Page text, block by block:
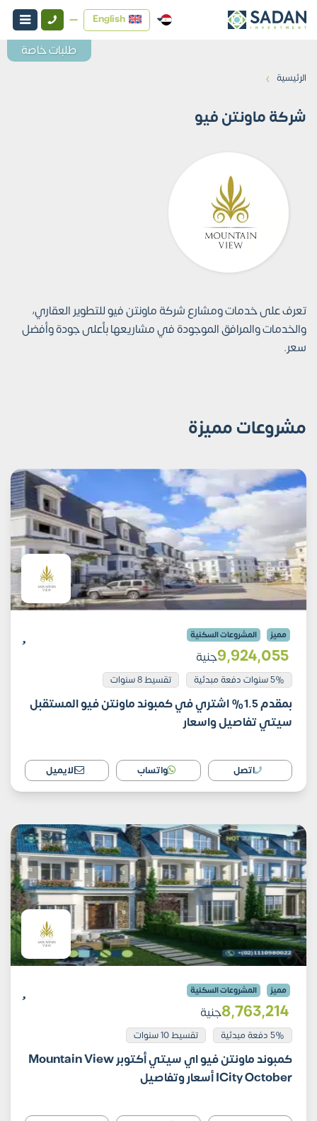
English
الرئيسية ›
شركة ماونتن فيو
تعرف على خدمات ومشارع شركة ماونتن فيو للتطوير العقاري،
والخدمات والمرافق الموجودة في مشاريعها بأعلى جودة وأفضل
سعر.
مشروعات مميزة
مميز المشروعات السكنية
9٬924٬055جنية
5% سنوات دفعة مبدئية تقسيط 8 سنوات
بمقدم 1.5% اشتري في كمبوند ماونتن فيو المستقبل
سيتي تفاصيل واسعار
اتصل واتساب الايميل
مميز المشروعات السكنية
8٬763٬214جنية
5% دفعة مبدئية تقسيط 10 سنوات
كمبوند ماونتن فيو اي سيتي أكتوبر Mountain View
ICity October أسعار وتفاصيل
طلبات خاصة